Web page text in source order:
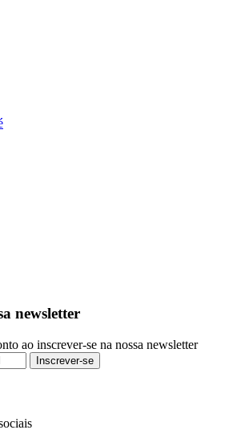
newsletter
ao inscrever-se na nossa newsletter
Inscrever-se